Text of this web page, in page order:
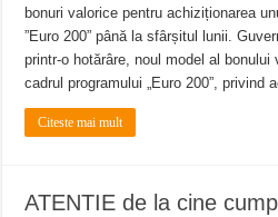
bonuri valorice pentru achiziționarea
”Euro 200” până la sfârșitul lunii.
printr-o hotărâre, noul model al
cadrul programului „Euro 200”, privind
Citeste mai mult
ATENTIE de la cine